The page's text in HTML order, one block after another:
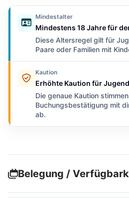
Mindestalter
Mindestens 18 Jahre für
Diese Altersregel gilt für
Paare oder Familien mit
Kaution
Erhöhte Kaution für
Die genaue Kaution
Buchungsbestätigung mit
ab.
Belegung /